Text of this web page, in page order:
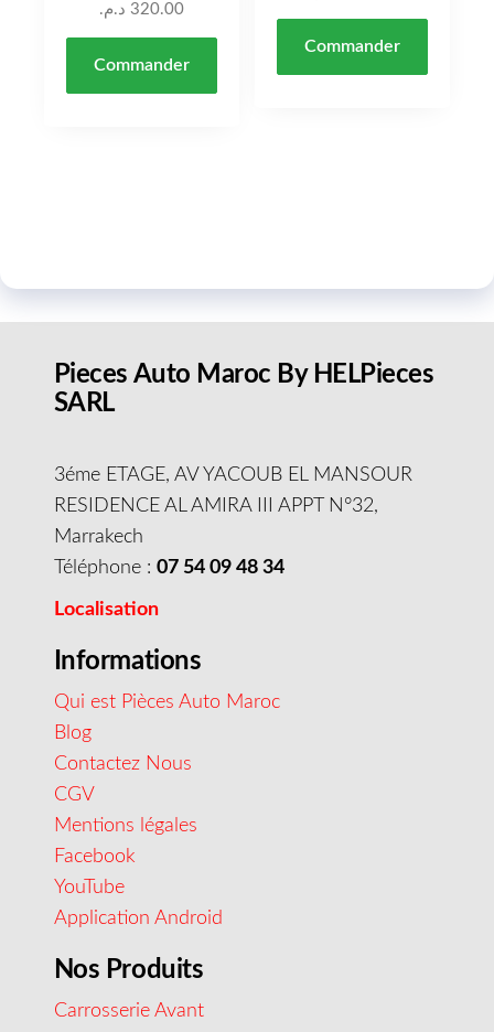
320.00 د.م.
Commander
Commander
Pieces Auto Maroc By HELPieces
SARL
3éme ETAGE, AV YACOUB EL MANSOUR
RESIDENCE AL AMIRA III APPT N°32,
Marrakech
Téléphone : 07 54 09 48 34
Localisation
Informations
Qui est Pièces Auto Maroc
Blog
Contactez Nous
CGV
Mentions légales
Facebook
YouTube
Application Android
Nos Produits
Carrosserie Avant